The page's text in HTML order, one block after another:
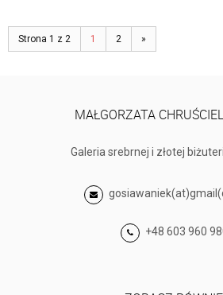
Strona 1 z 2 1 2 »
MAŁGORZATA
Galeria srebrnej i złotej
+48 603 960